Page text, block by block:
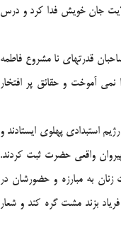
جان خويش فدا كرد و درس
قدرتهاي نا مشروع فاطمه
نمي آموخت و حقائق پر افتخار
استبدادي پهلوي ايستادند و
واقعي حضرت ثبت كردند.
به مبارزه و حضورشان در
بزند مشت گره كند و شعار